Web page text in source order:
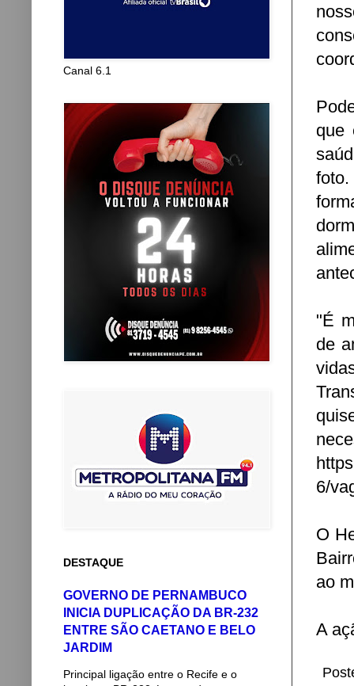
que
"É
de
6/
O
ao
A
Canal 6.1
DESTAQUE
GOVERNO DE PERNAMBUCO
INICIA DUPLICAÇÃO DA BR-232
ENTRE SÃO CAETANO E BELO
JARDIM
Principal ligação entre o Recife e o